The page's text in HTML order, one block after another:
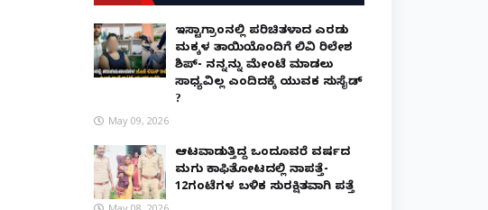
ಇನ್​ಸ್ಟಾಗ್ರಾಂನಲ್ಲಿ ಪರಿಚಿತಳಾದ ಎರಡು
ಮಕ್ಕಳ ತಾಯಿಯೊಂದಿಗೆ ಲಿವಿನ್ ರಿಲೇಶನ್​
ಶಿಪ್- ನನ್ನನ್ನು ಮೇಂಟೆನ್ ಮಾಡಲು
ಸಾಧ್ಯವಿಲ್ಲ ಎಂದಿದಕ್ಕೆ ಯುವಕ ಸುಸೈಡ್
?
May 09, 2026
ಆಟವಾಡುತ್ತಿದ್ದ ಒಂದೂವರೆ ವರ್ಷದ
ಮಗು ಕಾಫಿತೋಟದಲ್ಲಿ ನಾಪತ್ತೆ-
12ಗಂಟೆಗಳ ಬಳಿಕ ಸುರಕ್ಷಿತವಾಗಿ ಪತ್ತೆ